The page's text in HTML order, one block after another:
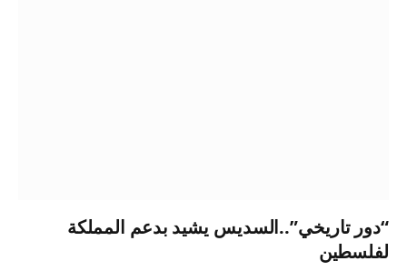
“دور تاريخي”..السديس يشيد بدعم المملكة
لفلسطين